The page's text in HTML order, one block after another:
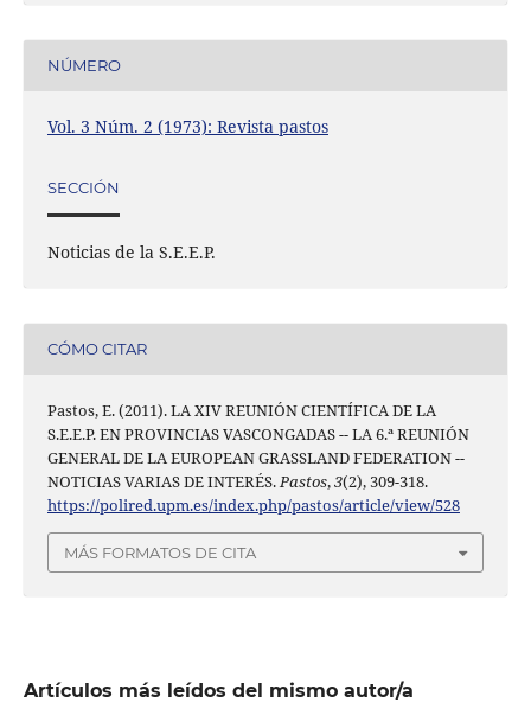
NÚMERO
Vol. 3 Núm. 2 (1973): Revista pastos
SECCIÓN
Noticias de la S.E.E.P.
CÓMO CITAR
Pastos, E. (2011). LA XIV REUNIÓN CIENTÍFICA DE LA
S.E.E.P. EN PROVINCIAS VASCONGADAS -- LA 6.ª REUNIÓN
GENERAL DE LA EUROPEAN GRASSLAND FEDERATION --
NOTICIAS VARIAS DE INTERÉS.Pastos,3(2), 309-318.
https://polired.upm.es/index.php/pastos/article/view/528
MÁS FORMATOS DE CITA
Artículos más leídos del mismo autor/a